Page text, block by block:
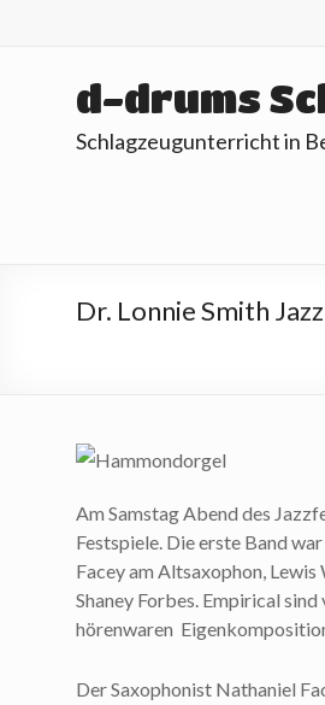
d-drums
Schlagzeugunterricht in
Dr. Lonnie Smith
Am Samstag Abend des
Festspiele. Die erste Band
Facey am Altsaxophon,
Shaney Forbes. Empirical
hörenwaren
Der Saxophonist Nathaniel